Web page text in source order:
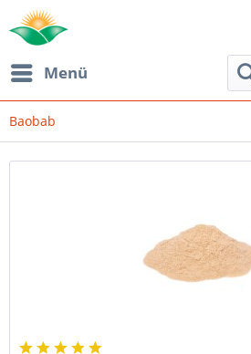
Menü
Baobab